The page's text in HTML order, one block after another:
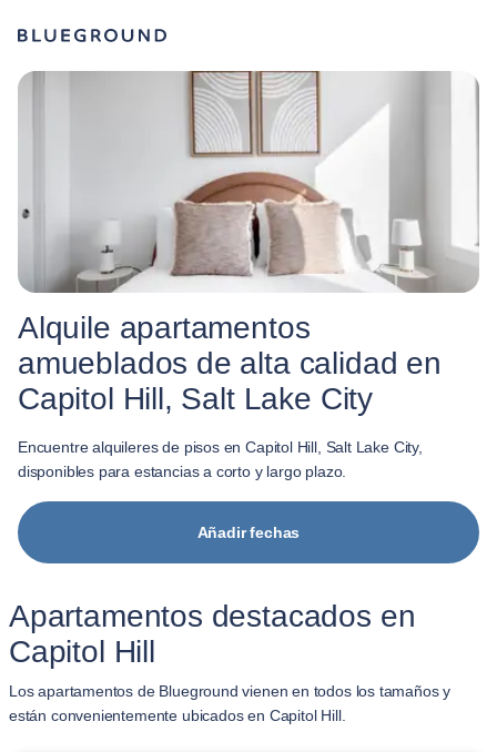
Alquile apartamentos
amueblados de alta calidad en
Capitol Hill, Salt Lake City
Encuentre alquileres de pisos en Capitol Hill, Salt Lake City,
disponibles para estancias a corto y largo plazo.
Añadir fechas
Apartamentos destacados en
Capitol Hill
Los apartamentos de Blueground vienen en todos los tamaños y
están convenientemente ubicados en Capitol Hill.